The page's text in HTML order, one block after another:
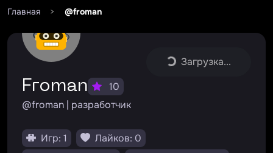
Главная > @froman
Загрузка...
froman
10
@froman | разработчик
Игр: 1
Лайков: 0